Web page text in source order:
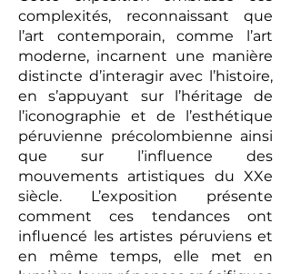
complexités, reconnaissant que
l’art contemporain, comme l’art
moderne, incarnent une manière
distincte d’interagir avec l’histoire,
en s’appuyant sur l’héritage de
l’iconographie et de l’esthétique
péruvienne précolombienne ainsi
que sur l’influence des
mouvements artistiques du XXe
siècle. L’exposition présente
comment ces tendances ont
influencé les artistes péruviens et
en même temps, elle met en